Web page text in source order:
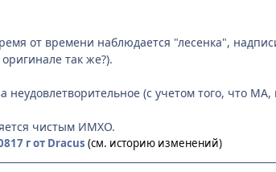
от времени наблюдается "лесенка",
так же?).
неудовлетворительное (с учетом того, что
чистым ИМХО.
17 гот Dracus (см. историю изменений)